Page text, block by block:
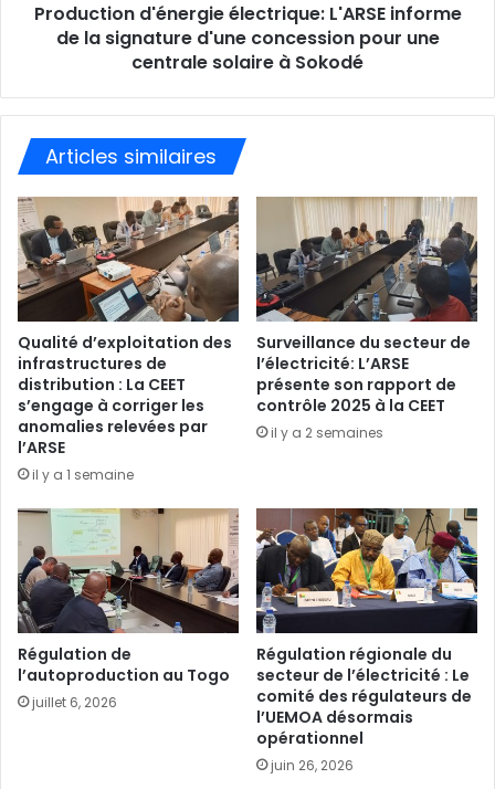
Production d'énergie électrique: L'ARSE informe
de la signature d'une concession pour une
centrale solaire à Sokodé
Articles similaires
Qualité d’exploitation des
infrastructures de
distribution : La CEET
s’engage à corriger les
anomalies relevées par
l’ARSE
il y a 1 semaine
Surveillance du secteur de
l’électricité: L’ARSE
présente son rapport de
contrôle 2025 à la CEET
il y a 2 semaines
Régulation de
l’autoproduction au Togo
juillet 6, 2026
Régulation régionale du
secteur de l’électricité : Le
comité des régulateurs de
l’UEMOA désormais
opérationnel
juin 26, 2026